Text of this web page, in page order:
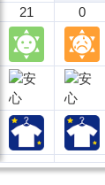
21 0